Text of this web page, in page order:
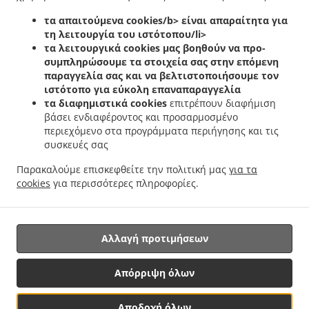
τα απαιτούμενα cookies/b> είναι απαραίτητα για
τη λειτουργία του ιστότοπου/li>
τα λειτουργικά cookies μας βοηθούν να προ-
συμπληρώσουμε τα στοιχεία σας στην επόμενη
παραγγελία σας και να βελτιστοποιήσουμε τον
ιστότοπο για εύκολη επαναπαραγγελία
τα διαφημιστικά cookies επιτρέπουν διαφήμιση
βάσει ενδιαφέροντος και προσαρμοσμένο
περιεχόμενο στα προγράμματα περιήγησης και τις
συσκευές σας
Παρακαλούμε επισκεφθείτε την πολιτική μας για τα
cookies για περισσότερες πληροφορίες.
Απόρριψη όλων
Αλλαγή προτιμήσεων
Λακατάμια Αρχάγγελος . Κεµπάπ Delivery υπηρεσίες Λακατάμια Ανθούπολη . Κεµπάπ
Delivery υπηρεσίες Λακατάμια
Κεµπάπ Delivery υπηρεσίες Μακεδονίτισσα
Delivery υπηρεσίες Paralimni Παρισσινός . Κεµπάπ Delivery υπηρεσίες Paralimni
Κεµπάπ Delivery υπηρεσίες Strovolos Παρισσινός
.
Κεµπάπ Delivery υπηρεσίες
. Κεµπάπ Delivery υπηρεσίες Lakadamya Αρχάγγελος .
υπηρεσίες Lakadamya . Κεµπάπ Delivery υπηρεσίες Lakatameia . Κεµπάπ Delivery
υπηρεσίες Nicosia Παρισσινός . Κεµπάπ Delivery υπηρεσίες Nicosia
υπηρεσίες Lakatamia Riviera
. Κεµπάπ Delivery υπηρεσίες Lakatamia .
Κεµπάπ
Κεµπάπ Delivery υπηρεσίες Engomi̇ Lefkoşa Μακεδονίτισσα
.
Κεµπάπ Delivery
υπηρεσίες Engomi̇ Lefkoşa
. Ελληνική Delivery φαγητού
Παράδοση φαγητού Takeaway
Υποστηριζόμενο από:
Order Solutions